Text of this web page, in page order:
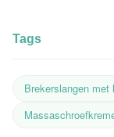
Tags
Brekerslangen met